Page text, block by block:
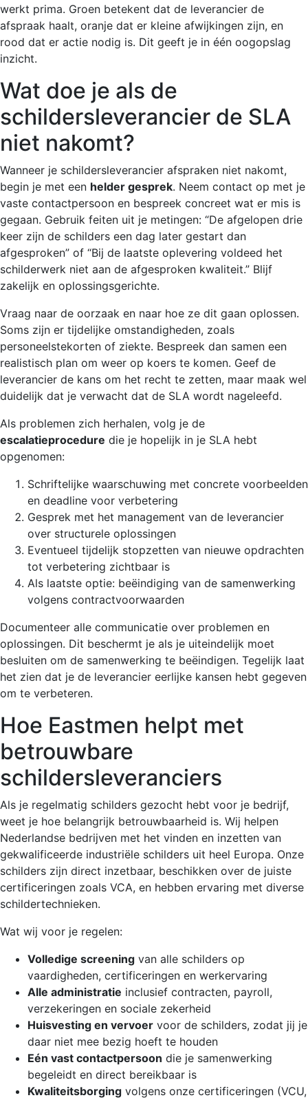
werkt prima. Groen betekent dat de leverancier de
afspraak haalt, oranje dat er kleine afwijkingen zijn, en
rood dat er actie nodig is. Dit geeft je in één oogopslag
inzicht.
Wat doe je als de
schildersleverancier de SLA
niet nakomt?
Wanneer je schildersleverancier afspraken niet nakomt,
begin je met een helder gesprek. Neem contact op met je
vaste contactpersoon en bespreek concreet wat er mis is
gegaan. Gebruik feiten uit je metingen: “De afgelopen drie
keer zijn de schilders een dag later gestart dan
afgesproken” of “Bij de laatste oplevering voldeed het
schilderwerk niet aan de afgesproken kwaliteit.” Blijf
zakelijk en oplossingsgerichte.
Vraag naar de oorzaak en naar hoe ze dit gaan oplossen.
Soms zijn er tijdelijke omstandigheden, zoals
personeelstekorten of ziekte. Bespreek dan samen een
realistisch plan om weer op koers te komen. Geef de
leverancier de kans om het recht te zetten, maar maak wel
duidelijk dat je verwacht dat de SLA wordt nageleefd.
Als problemen zich herhalen, volg je de
escalatieprocedure die je hopelijk in je SLA hebt
opgenomen:
Schriftelijke waarschuwing met concrete voorbeelden
en deadline voor verbetering
Gesprek met het management van de leverancier
over structurele oplossingen
Eventueel tijdelijk stopzetten van nieuwe opdrachten
tot verbetering zichtbaar is
Als laatste optie: beëindiging van de samenwerking
volgens contractvoorwaarden
Documenteer alle communicatie over problemen en
oplossingen. Dit beschermt je als je uiteindelijk moet
besluiten om de samenwerking te beëindigen. Tegelijk laat
het zien dat je de leverancier eerlijke kansen hebt gegeven
om te verbeteren.
Hoe Eastmen helpt met
betrouwbare
schildersleveranciers
Als je regelmatig schilders gezocht hebt voor je bedrijf,
weet je hoe belangrijk betrouwbaarheid is. Wij helpen
Nederlandse bedrijven met het vinden en inzetten van
gekwalificeerde industriële schilders uit heel Europa. Onze
schilders zijn direct inzetbaar, beschikken over de juiste
certificeringen zoals VCA, en hebben ervaring met diverse
schildertechnieken.
Wat wij voor je regelen:
Volledige screening van alle schilders op
vaardigheden, certificeringen en werkervaring
Alle administratie inclusief contracten, payroll,
verzekeringen en sociale zekerheid
Huisvesting en vervoer voor de schilders, zodat jij je
daar niet mee bezig hoeft te houden
Eén vast contactpersoon die je samenwerking
begeleidt en direct bereikbaar is
Kwaliteitsborging volgens onze certificeringen (VCU,